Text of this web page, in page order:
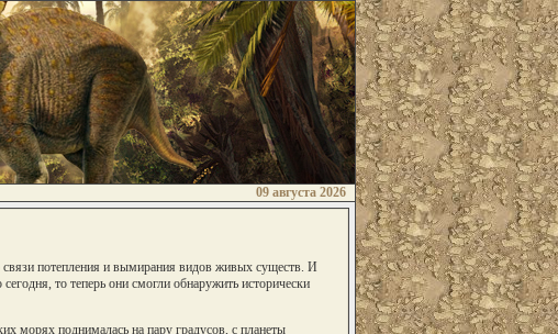
09 августа 2026
связи потепления и вымирания видов живых существ. И
то теперь они смогли обнаружить исторически
морях поднималась на пару градусов, с планеты